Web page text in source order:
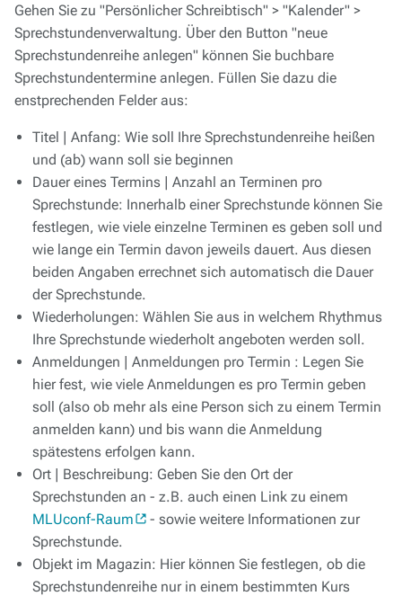
Gehen Sie zu "Persönlicher Schreibtisch" > "Kalender" >
Sprechstundenverwaltung. Über den Button "neue
Sprechstundenreihe anlegen" können Sie buchbare
Sprechstundentermine anlegen. Füllen Sie dazu die
enstprechenden Felder aus:
Titel | Anfang: Wie soll Ihre Sprechstundenreihe heißen
und (ab) wann soll sie beginnen
Dauer eines Termins | Anzahl an Terminen pro
Sprechstunde: Innerhalb einer Sprechstunde können Sie
festlegen, wie viele einzelne Terminen es geben soll und
wie lange ein Termin davon jeweils dauert. Aus diesen
beiden Angaben errechnet sich automatisch die Dauer
der Sprechstunde.
Wiederholungen: Wählen Sie aus in welchem Rhythmus
Ihre Sprechstunde wiederholt angeboten werden soll.
Anmeldungen | Anmeldungen pro Termin : Legen Sie
hier fest, wie viele Anmeldungen es pro Termin geben
soll (also ob mehr als eine Person sich zu einem Termin
anmelden kann) und bis wann die Anmeldung
spätestens erfolgen kann.
Ort | Beschreibung: Geben Sie den Ort der
Sprechstunden an - z.B. auch einen Link zu einem
MLUconf-Raum
- sowie weitere Informationen zur
Sprechstunde.
Objekt im Magazin: Hier können Sie festlegen, ob die
Sprechstundenreihe nur in einem bestimmten Kurs